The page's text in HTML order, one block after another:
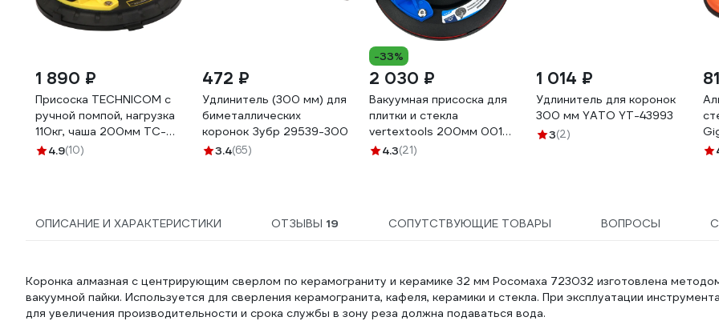
1 890 ₽
Присоска TECHNICOM с
ручной помпой, нагрузка
110кг, чаша 200мм TC-
F1104.9(10)
472 ₽
Удлинитель (300 мм) для
биметаллических
коронок Зубр 29539-300
3.4(65)
-33%
2 030 ₽
Вакуумная присоска для
плитки и стекла
vertextools 200мм 0017-
01-01
4.3(21)
1 014 ₽
Удлинитель для коронок
300 мм YATO YT-43993
3(2)
ОПИСАНИЕ И ХАРАКТЕРИСТИКИ ОТЗЫВЫ 19 СОПУТСТВУЮЩИЕ ТОВАРЫ ВОПРОСЫ
Коронка алмазная с центрирующим сверлом по керамограниту и керамике 32 мм Росомаха 723032 изготовлена
вакуумной пайки. Используется для сверления керамогранита, кафеля, керамики и стекла. При эксплуатации
для увеличения производительности и срока службы в зону реза должна подаваться вода.